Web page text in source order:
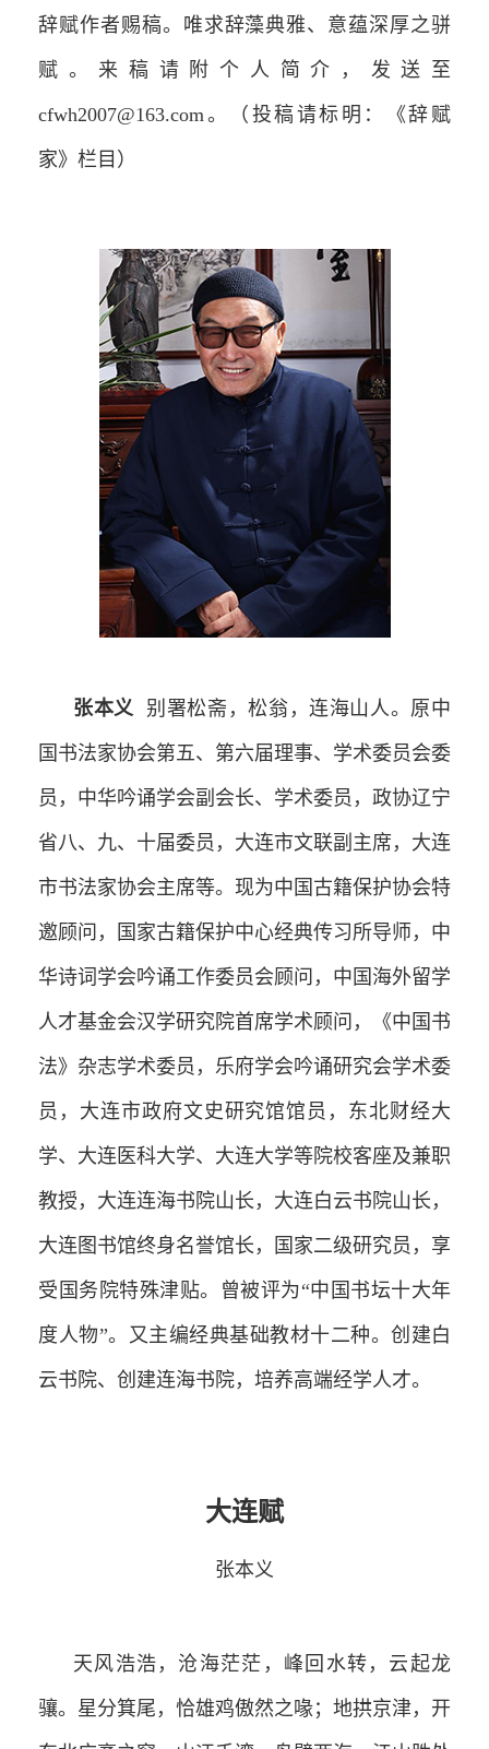
辞赋作者赐稿。唯求辞藻典雅、意蕴深厚之骈
赋。来稿请附个人简介，发送至
cfwh2007@163.com。（投稿请标明：《辞赋
家》栏目）
张本义 别署松斋，松翁，连海山人。原中
国书法家协会第五、第六届理事、学术委员会委
员，中华吟诵学会副会长、学术委员，政协辽宁
省八、九、十届委员，大连市文联副主席，大连
市书法家协会主席等。现为中国古籍保护协会特
邀顾问，国家古籍保护中心经典传习所导师，中
华诗词学会吟诵工作委员会顾问，中国海外留学
人才基金会汉学研究院首席学术顾问，《中国书
法》杂志学术委员，乐府学会吟诵研究会学术委
员，大连市政府文史研究馆馆员，东北财经大
学、大连医科大学、大连大学等院校客座及兼职
教授，大连连海书院山长，大连白云书院山长，
大连图书馆终身名誉馆长，国家二级研究员，享
受国务院特殊津贴。曾被评为“中国书坛十大年
度人物”。又主编经典基础教材十二种。创建白
云书院、创建连海书院，培养高端经学人才。
大连赋
张本义
天风浩浩，沧海茫茫，峰回水转，云起龙
骧。星分箕尾，恰雄鸡傲然之喙；地拱京津，开